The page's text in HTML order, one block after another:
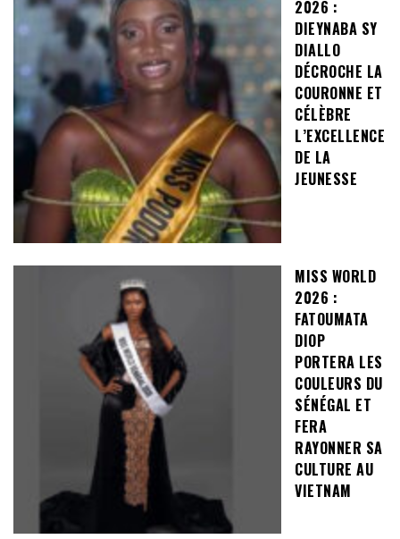
2026 :
DIEYNABA SY
DIALLO
DÉCROCHE LA
COURONNE ET
CÉLÈBRE
L’EXCELLENCE
DE LA
JEUNESSE
MISS WORLD
2026 :
FATOUMATA
DIOP
PORTERA LES
COULEURS DU
SÉNÉGAL ET
FERA
RAYONNER SA
CULTURE AU
VIETNAM